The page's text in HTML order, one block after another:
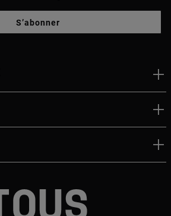
S’abonner